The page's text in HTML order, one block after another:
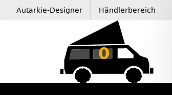
Autarkie-Designer Händlerbereich
0